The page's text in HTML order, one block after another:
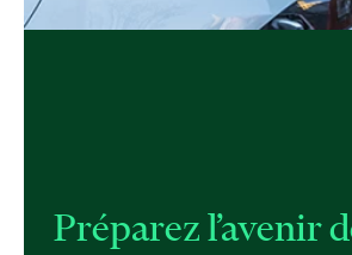
Préparez l’avenir